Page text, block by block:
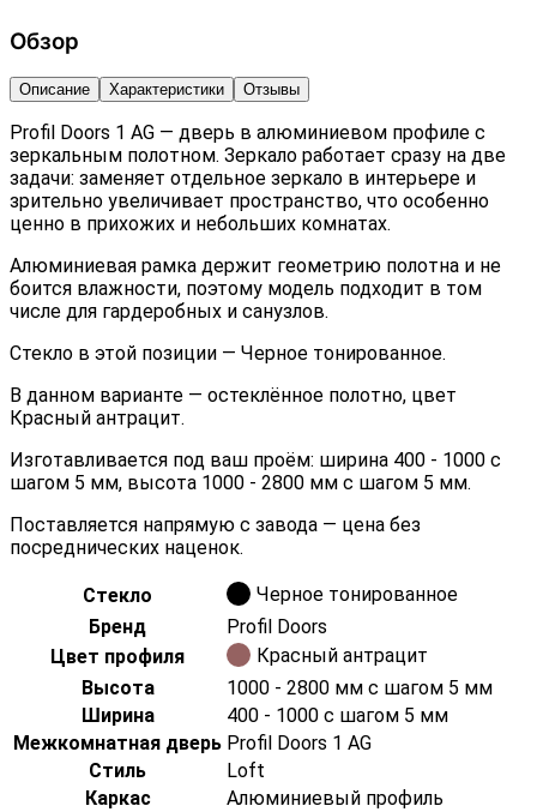
Обзор
Описание Характеристики Отзывы
Profil Doors 1 AG — дверь в алюминиевом профиле с
зеркальным полотном. Зеркало работает сразу на две
задачи: заменяет отдельное зеркало в интерьере и
зрительно увеличивает пространство, что особенно
ценно в прихожих и небольших комнатах.
Алюминиевая рамка держит геометрию полотна и не
боится влажности, поэтому модель подходит в том
числе для гардеробных и санузлов.
Стекло в этой позиции — Черное тонированное.
В данном варианте — остеклённое полотно, цвет
Красный антрацит.
Изготавливается под ваш проём: ширина 400 - 1000 с
шагом 5 мм, высота 1000 - 2800 мм с шагом 5 мм.
Поставляется напрямую с завода — цена без
посреднических наценок.
Стекло
Черное тонированное
Бренд
Profil Doors
Цвет профиля
Красный антрацит
Высота
1000 - 2800 мм с шагом 5 мм
Ширина
400 - 1000 с шагом 5 мм
Межкомнатная дверь Profil Doors 1 AG
Стиль
Loft
Каркас
Алюминиевый профиль